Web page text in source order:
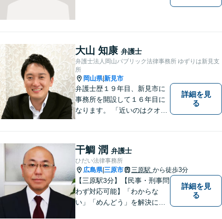
大山 知康 弁護士
弁護士法人岡山パブリック法律事務所 ゆずりは新見支
所
岡山県|新見市
弁護士歴１９年目、新見市に
事務所を開設して１６年目に
なります。 「近いのはクオリ
皆さまに距離的にも精神的に
るよう職員一同頑張っていま
す。 お気軽にお問い合わせく
ださい。
詳細を見
る
干鯛 潤 弁護士
ひだい法律事務所
広島県| 三原市 三原駅 から徒歩3分
【三原駅3分】【民事・刑事問
わず対応可能】「わからな
い」「めんどう」を解決に導
詳細を見
る